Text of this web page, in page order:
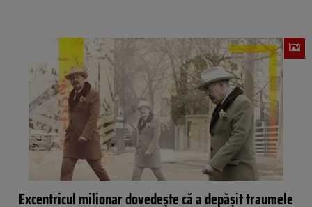
Excentricul milionar dovedește că a depășit traumele